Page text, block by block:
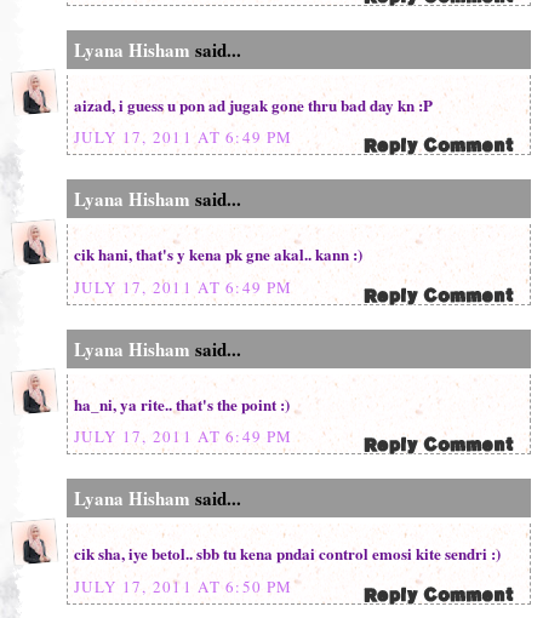
Lyana Hisham said...
aizad, i guess u pon ad jugak gone thru bad day kn :P
JULY 17, 2011 AT 6:49 PM
Lyana Hisham said...
cik hani, that's y kena pk gne akal.. kann :)
JULY 17, 2011 AT 6:49 PM
Lyana Hisham said...
ha_ni, ya rite.. that's the point :)
JULY 17, 2011 AT 6:49 PM
Lyana Hisham said...
cik sha, iye betol.. sbb tu kena pndai control emosi kite sendri :)
JULY 17, 2011 AT 6:50 PM